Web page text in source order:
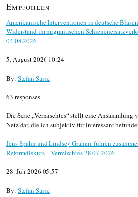
Empfohlen
Amerikanische Interventionen in deutsche
Widerstand im migrantischen
04.08.2026
5. August 2026 10:24
By: Stefan Sasse
63 responses
Die Serie „Vermischtes“ stellt eine Ansammlung
Netz dar, die ich subjektiv für interessant
Jens Spahn und Lindsey Graham führen
Reformdiskurs – Vermischtes 28.07.2026
28. Juli 2026 05:57
By: Stefan Sasse